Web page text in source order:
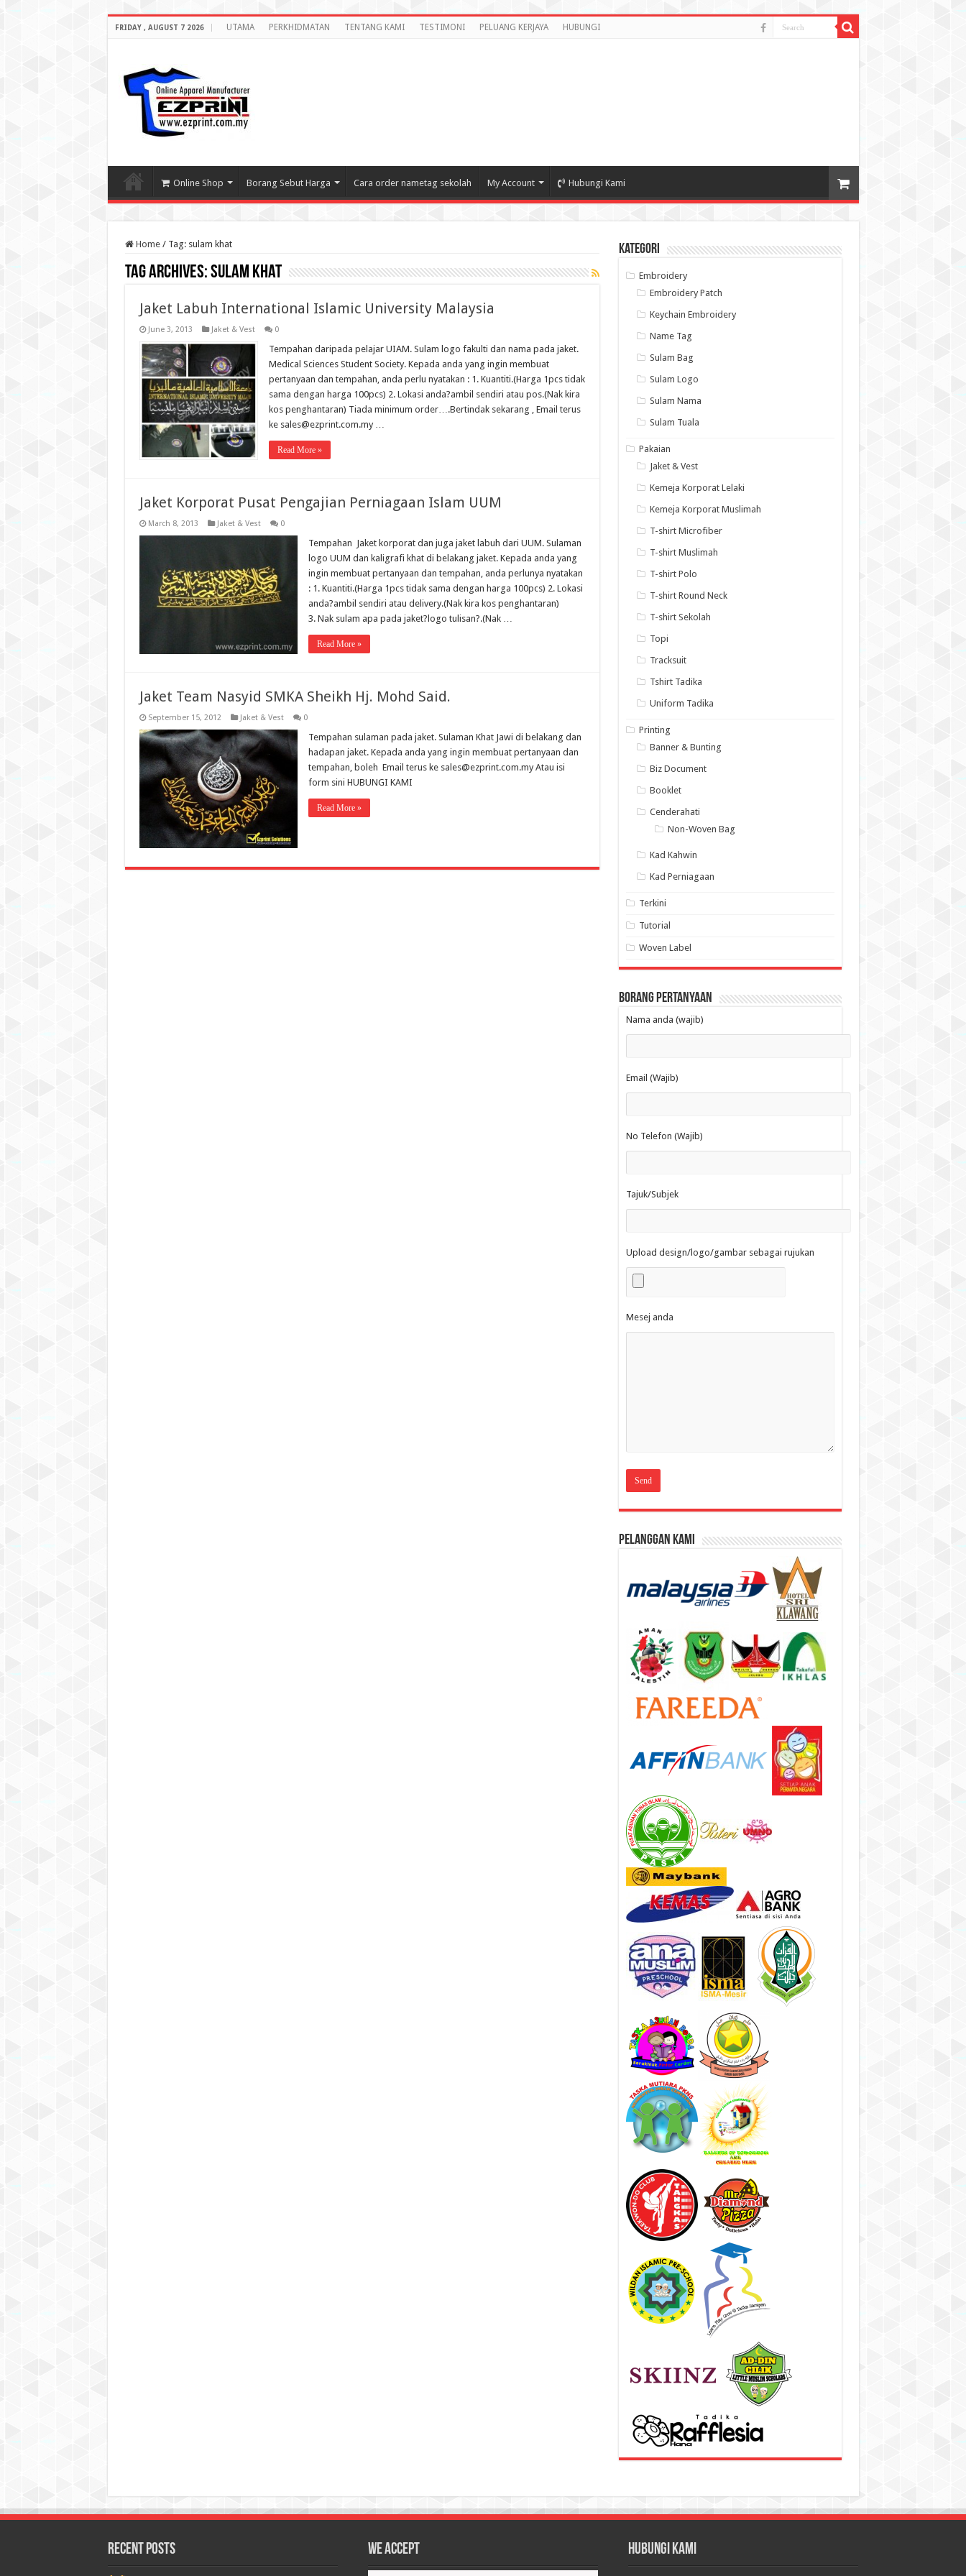
FRIDAY , AUGUST 7 2026 UTAMA PERKHIDMATAN TENTANG KAMI TESTIMONI PELUANG KERJAYA HUBUNGI
Online Shop Borang Sebut Harga Cara order nametag sekolah My Account Hubungi Kami
Home / Tag: sulam khat
Tag Archives:sulam khat
Jaket Labuh International Islamic University Malaysia
June 3, 2013 Jaket & Vest 0
Tempahan daripada pelajar UIAM. Sulam logo fakulti dan nama pada jaket.
Medical Sciences Student Society. Kepada anda yang ingin membuat
pertanyaan dan tempahan, anda perlu nyatakan : 1. Kuantiti.(Harga 1pcs tidak
sama dengan harga 100pcs) 2. Lokasi anda?ambil sendiri atau pos.(Nak kira
kos penghantaran) Tiada minimum order….Bertindak sekarang , Email terus
ke sales@ezprint.com.my …
Read More »
Jaket Korporat Pusat Pengajian Perniagaan Islam UUM
March 8, 2013 Jaket & Vest 0
Tempahan Jaket korporat dan juga jaket labuh dari UUM. Sulaman
logo UUM dan kaligrafi khat di belakang jaket. Kepada anda yang
ingin membuat pertanyaan dan tempahan, anda perlunya nyatakan
: 1. Kuantiti.(Harga 1pcs tidak sama dengan harga 100pcs) 2. Lokasi
anda?ambil sendiri atau delivery.(Nak kira kos penghantaran)
3. Nak sulam apa pada jaket?logo tulisan?.(Nak …
Read More »
Jaket Team Nasyid SMKA Sheikh Hj. Mohd Said.
September 15, 2012 Jaket & Vest 0
Tempahan sulaman pada jaket. Sulaman Khat Jawi di belakang dan
hadapan jaket. Kepada anda yang ingin membuat pertanyaan dan
tempahan, boleh Email terus ke sales@ezprint.com.my Atau isi
form sini HUBUNGI KAMI
Read More »
Kategori
Embroidery
Embroidery Patch
Keychain Embroidery
Name Tag
Sulam Bag
Sulam Logo
Sulam Nama
Sulam Tuala
Pakaian
Jaket & Vest
Kemeja Korporat Lelaki
Kemeja Korporat Muslimah
T-shirt Microfiber
T-shirt Muslimah
T-shirt Polo
T-shirt Round Neck
T-shirt Sekolah
Topi
Tracksuit
Tshirt Tadika
Uniform Tadika
Printing
Banner & Bunting
Biz Document
Booklet
Cenderahati
Non-Woven Bag
Kad Kahwin
Kad Perniagaan
Terkini
Tutorial
Woven Label
Borang Pertanyaan
Nama anda (wajib)
Email (Wajib)
No Telefon (Wajib)
Tajuk/Subjek
Upload design/logo/gambar sebagai rujukan
Mesej anda
Pelanggan Kami
Recent Posts We accept Hubungi Kami